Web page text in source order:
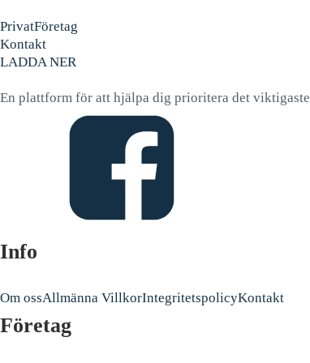
PrivatFöretag
Kontakt
LADDA NER
En plattform för att hjälpa dig prioritera det
Info
Om ossAllmänna VillkorIntegritetspolicyKontakt
Företag